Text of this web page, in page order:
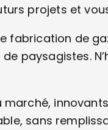
projets et
fabrication de
paysagistes.
sans